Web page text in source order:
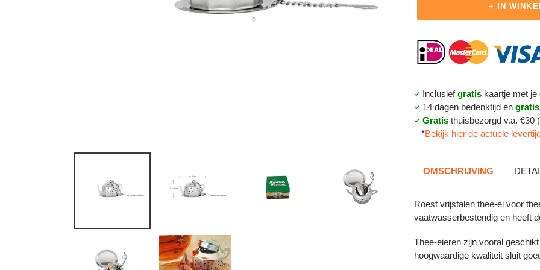
+ IN
Product
toegevoegen
aan
winkelmandje
Inclusiefgratis kaartje met je
14 dagen bedenktijd en gratis
Gratis thuisbezorgd v.a. €30
*Bekijk hier de actuele
OMSCHRIJVING
Roest vrijstalen thee-ei voor
vaatwasserbestendig en heeft
Thee-eieren zijn vooral
hoogwaardige kwaliteit sluit